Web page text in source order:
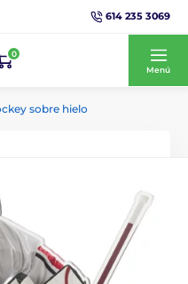
614 235 3069
0
Menú
sobre hielo